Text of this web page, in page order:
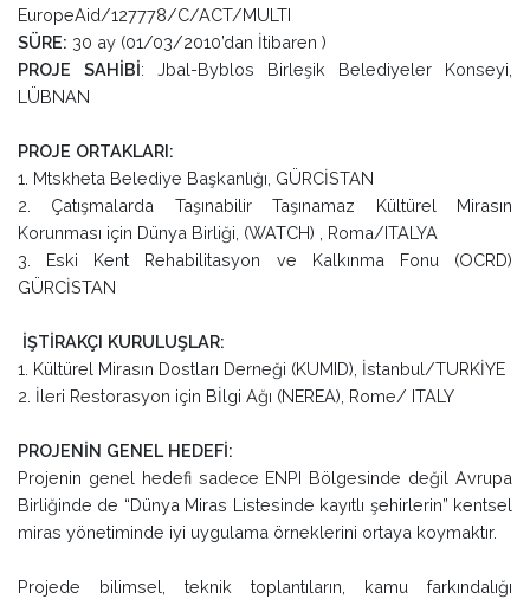
EuropeAid/127778/C/ACT/MULTI
SÜRE: 30 ay (01/03/2010’dan İtibaren )
PROJE SAHİBİ: Jbal-Byblos Birleşik Belediyeler Konseyi,
LÜBNAN
PROJE ORTAKLARI:
1. Mtskheta Belediye Başkanlığı, GÜRCİSTAN
2. Çatışmalarda Taşınabilir Taşınamaz Kültürel Mirasın
Korunması için Dünya Birliği, (WATCH) , Roma/ITALYA
3. Eski Kent Rehabilitasyon ve Kalkınma Fonu (OCRD)
GÜRCİSTAN
İŞTİRAKÇI KURULUŞLAR:
1. Kültürel Mirasın Dostları Derneği (KUMID), İstanbul/TURKİYE
2. İleri Restorasyon için Bİlgi Ağı (NEREA), Rome/ ITALY
PROJENİN GENEL HEDEFİ:
Projenin genel hedefi sadece ENPI Bölgesinde değil Avrupa
Birliğinde de “Dünya Miras Listesinde kayıtlı şehirlerin” kentsel
miras yönetiminde iyi uygulama örneklerini ortaya koymaktır.
Projede bilimsel, teknik toplantıların, kamu farkındalığı